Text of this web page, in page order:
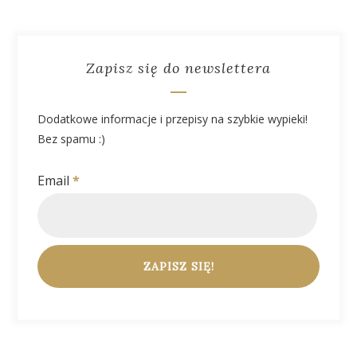
Zapisz się do newslettera
Dodatkowe informacje i przepisy na szybkie wypieki!
Bez spamu :)
Email*